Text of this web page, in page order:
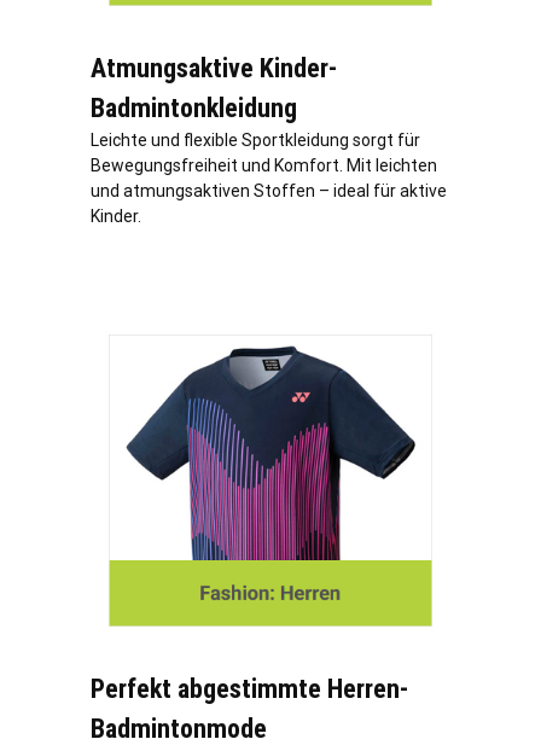
Atmungsaktive Kinder-
Badmintonkleidung
Leichte und flexible Sportkleidung sorgt für
Bewegungsfreiheit und Komfort. Mit leichten
und atmungsaktiven Stoffen – ideal für aktive
Kinder.
Perfekt abgestimmte Herren-
Badmintonmode